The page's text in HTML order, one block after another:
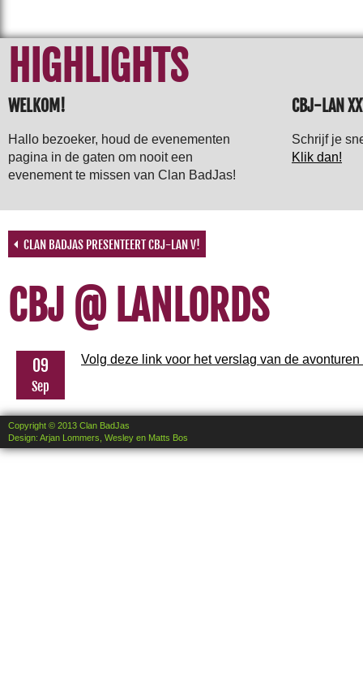
HIGHLIGHTS
WELKOM!
Hallo bezoeker, houd de evenementen
pagina in de gaten om nooit een
evenement te missen van Clan BadJas!
CBJ-LAN
Schrijf je
Klik dan!
←
CLAN BADJAS PRESENTEERT CBJ-LAN V!
CBJ @ LANLORDS
09
Sep
Volg deze link voor het verslag van de
Copyright © 2013 Clan BadJas
Design: Arjan Lommers, Wesley en Matts Bos